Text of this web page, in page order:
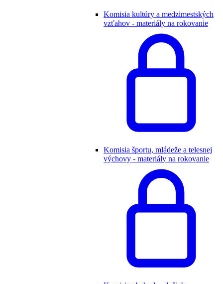
Komisia kultúry a medzimestských
vzťahov - materiály na rokovanie
Komisia športu, mládeže a telesnej
výchovy - materiály na rokovanie